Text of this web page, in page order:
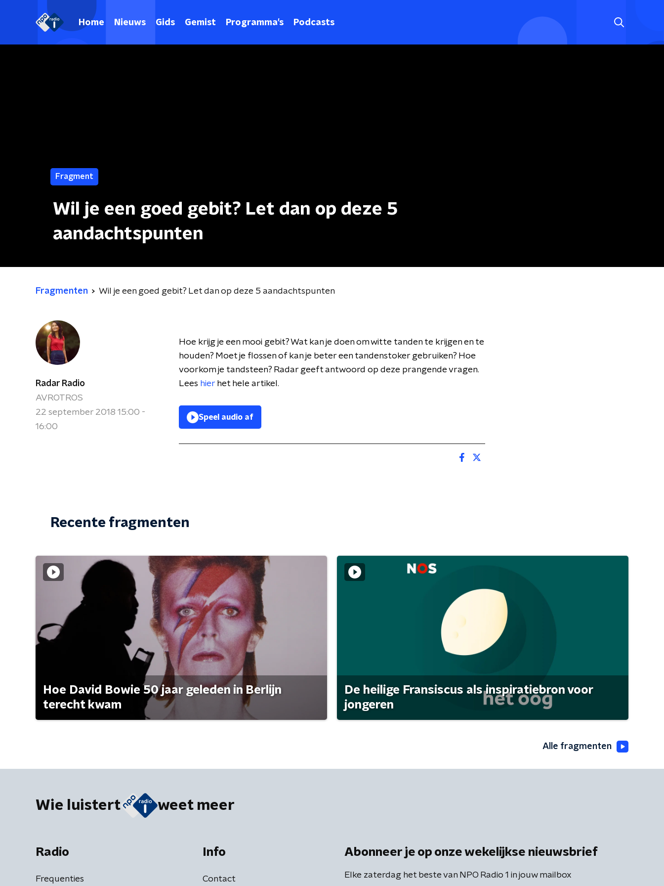
Home Nieuws Gids Gemist Programma's Podcasts
Fragment
Wil je een goed gebit? Let dan op deze 5
aandachtspunten
Fragmenten Wil je een goed gebit? Let dan op deze 5 aandachtspunten
Radar Radio
AVROTROS
22 september 2018 15:00 -
16:00
Hoe krijg je een mooi gebit? Wat kan je doen om witte tanden te krijgen en te
houden? Moet je flossen of kan je beter een tandenstoker gebruiken? Hoe
voorkom je tandsteen? Radar geeft antwoord op deze prangende vragen.
Lees hier het hele artikel.
Speel audio af
Recente fragmenten
Hoe David Bowie 50 jaar geleden in Berlijn
terecht kwam
De heilige Fransiscus als inspiratiebron voor
jongeren
Alle fragmenten
Wie luistert weet meer
Radio
Frequenties
Info
Contact
Abonneer je op onze wekelijkse nieuwsbrief
Elke zaterdag het beste van NPO Radio 1 in jouw mailbox